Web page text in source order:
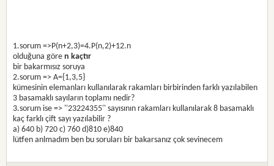
1.sorum =>P(n+2,3)=4.P(n,2)+12.n
olduğuna gören kaçtır
bir bakarmısız soruya
2.sorum => A={1,3,5}
kümesinin elemanları kullanılarak rakamları birbirinden farklı yazılabilen
3 basamaklı sayıların toplamı nedir?
3.sorum ise => ''23224355'' sayısının rakamları kullanılarak 8 basamaklı
kaç farklı çift sayı yazılabilir ?
a) 640 b) 720 c) 760 d)810 e)840
lütfen anlmadım ben bu soruları bir bakarsanız çok sevinecem